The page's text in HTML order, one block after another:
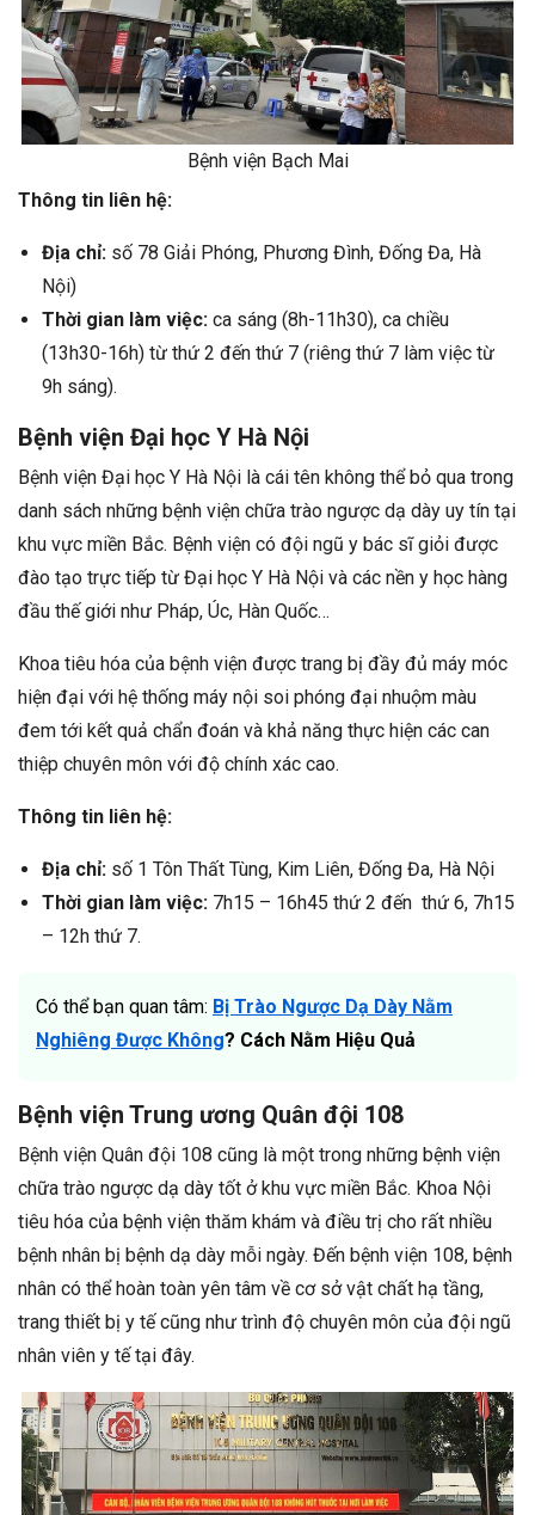
Bệnh viện Bạch Mai
Thông tin liên hệ:
Địa chỉ: số 78 Giải Phóng, Phương Đình, Đống Đa, Hà
Nội)
Thời gian làm việc: ca sáng (8h-11h30), ca chiều
(13h30-16h) từ thứ 2 đến thứ 7 (riêng thứ 7 làm việc từ
9h sáng).
Bệnh viện Đại học Y Hà Nội
Bệnh viện Đại học Y Hà Nội là cái tên không thể bỏ qua trong
danh sách những bệnh viện chữa trào ngược dạ dày uy tín tại
khu vực miền Bắc. Bệnh viện có đội ngũ y bác sĩ giỏi được
đào tạo trực tiếp từ Đại học Y Hà Nội và các nền y học hàng
đầu thế giới như Pháp, Úc, Hàn Quốc…
Khoa tiêu hóa của bệnh viện được trang bị đầy đủ máy móc
hiện đại với hệ thống máy nội soi phóng đại nhuộm màu
đem tới kết quả chẩn đoán và khả năng thực hiện các can
thiệp chuyên môn với độ chính xác cao.
Thông tin liên hệ:
Địa chỉ: số 1 Tôn Thất Tùng, Kim Liên, Đống Đa, Hà Nội
Thời gian làm việc: 7h15 – 16h45 thứ 2 đến thứ 6, 7h15
– 12h thứ 7.
Có thể bạn quan tâm: Bị Trào Ngược Dạ Dày Nằm
Nghiêng Được Không? Cách Nằm Hiệu Quả
Bệnh viện Trung ương Quân đội 108
Bệnh viện Quân đội 108 cũng là một trong những bệnh viện
chữa trào ngược dạ dày tốt ở khu vực miền Bắc. Khoa Nội
tiêu hóa của bệnh viện thăm khám và điều trị cho rất nhiều
bệnh nhân bị bệnh dạ dày mỗi ngày. Đến bệnh viện 108, bệnh
nhân có thể hoàn toàn yên tâm về cơ sở vật chất hạ tầng,
trang thiết bị y tế cũng như trình độ chuyên môn của đội ngũ
nhân viên y tế tại đây.